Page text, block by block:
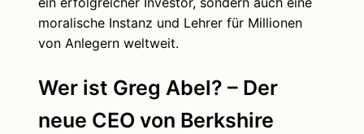
moralische Instanz und Lehrer für Millionen
von Anlegern weltweit.
Wer ist Greg Abel? – Der
neue CEO von Berkshire